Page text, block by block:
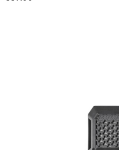
Cena: